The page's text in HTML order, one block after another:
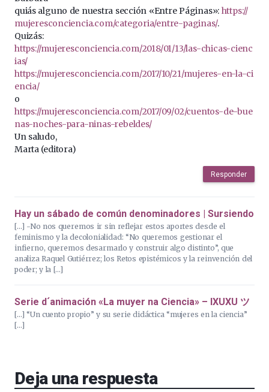
quiás alguno de nuestra sección «Entre Páginas»: https://
mujeresconciencia.com/categoria/entre-paginas/.
Quizás:
https://mujeresconciencia.com/2018/01/13/las-chicas-cienc
ias/
https://mujeresconciencia.com/2017/10/21/mujeres-en-la-ci
encia/
o
https://mujeresconciencia.com/2017/09/02/cuentos-de-bue
nas-noches-para-ninas-rebeldes/
Un saludo,
Marta (editora)
Responder
Hay un sábado de común denominadores | Sursiendo
[…] -No nos queremos ir sin reflejar estos aportes desde el
feminismo y la decolonialidad: “No queremos gestionar el
infierno, queremos desarmarlo y construir algo distinto”, que
analiza Raquel Gutiérrez; los Retos epistémicos y la reinvención del
poder; y la […]
Serie d´animación «La muyer na Ciencia» – IXUXU ツ
[…] “Un cuento propio” y su serie didáctica “mujeres en la ciencia”
[…]
Deja una respuesta